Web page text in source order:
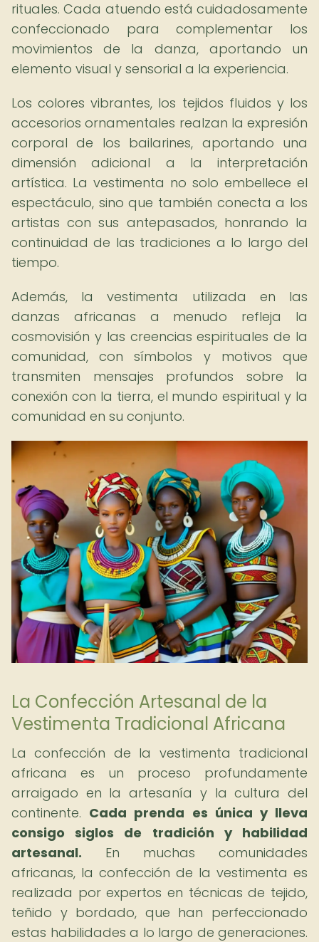
rituales. Cada atuendo está cuidadosamente
confeccionado para complementar los
movimientos de la danza, aportando un
elemento visual y sensorial a la experiencia.
Los colores vibrantes, los tejidos fluidos y los
accesorios ornamentales realzan la expresión
corporal de los bailarines, aportando una
dimensión adicional a la interpretación
artística. La vestimenta no solo embellece el
espectáculo, sino que también conecta a los
artistas con sus antepasados, honrando la
continuidad de las tradiciones a lo largo del
tiempo.
Además, la vestimenta utilizada en las
danzas africanas a menudo refleja la
cosmovisión y las creencias espirituales de la
comunidad, con símbolos y motivos que
transmiten mensajes profundos sobre la
conexión con la tierra, el mundo espiritual y la
comunidad en su conjunto.
La Confección Artesanal de la
Vestimenta Tradicional Africana
La confección de la vestimenta tradicional
africana es un proceso profundamente
arraigado en la artesanía y la cultura del
continente. Cada prenda es única y lleva
consigo siglos de tradición y habilidad
artesanal. En muchas comunidades
africanas, la confección de la vestimenta es
realizada por expertos en técnicas de tejido,
teñido y bordado, que han perfeccionado
estas habilidades a lo largo de generaciones.